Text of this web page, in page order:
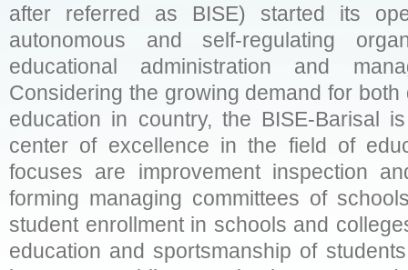
after referred as BISE) started its
autonomous and self-regulating
educational administration and
Considering the growing demand for
education in country, the BISE-Barisal
center of excellence in the field of
focuses are improvement inspection
forming managing committees of
student enrollment in schools and
education and sportsmanship of